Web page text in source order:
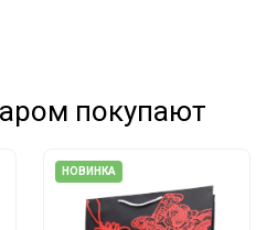
покупают
НОВИНКА